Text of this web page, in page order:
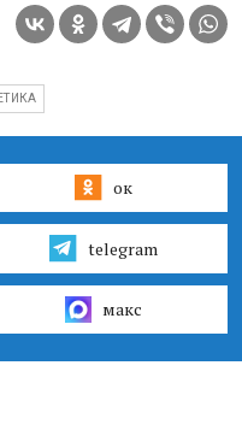
ок
telegram
макс